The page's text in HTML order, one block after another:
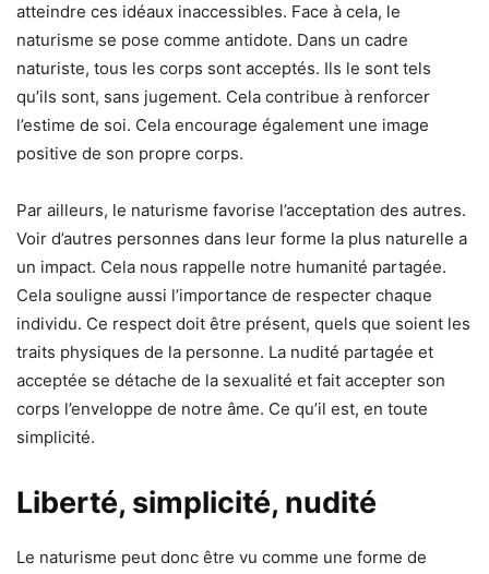
atteindre ces idéaux inaccessibles. Face à cela, le
naturisme se pose comme antidote. Dans un cadre
naturiste, tous les corps sont acceptés. Ils le sont tels
qu’ils sont, sans jugement. Cela contribue à renforcer
l’estime de soi. Cela encourage également une image
positive de son propre corps.
Par ailleurs, le naturisme favorise l’acceptation des autres.
Voir d’autres personnes dans leur forme la plus naturelle a
un impact. Cela nous rappelle notre humanité partagée.
Cela souligne aussi l’importance de respecter chaque
individu. Ce respect doit être présent, quels que soient les
traits physiques de la personne. La nudité partagée et
acceptée se détache de la sexualité et fait accepter son
corps l’enveloppe de notre âme. Ce qu’il est, en toute
simplicité.
Liberté, simplicité, nudité
Le naturisme peut donc être vu comme une forme de